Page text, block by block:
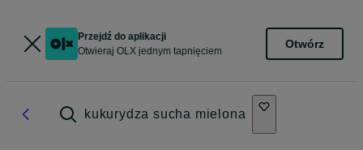
Przejdź do aplikacji
Otwieraj OLX jednym tapnięciem
Otwórz
kukurydza sucha mielona